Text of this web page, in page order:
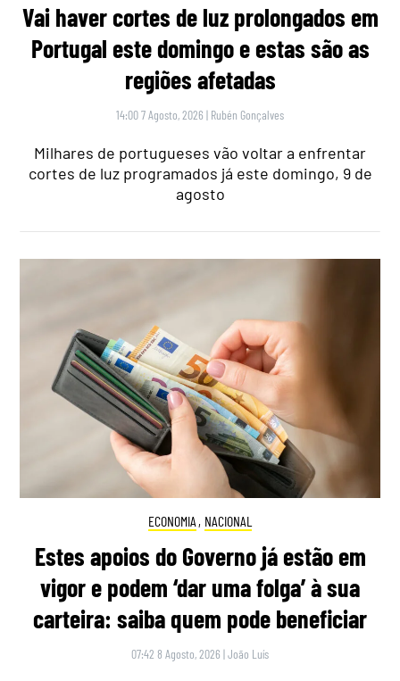
Vai haver cortes de luz prolongados em
Portugal este domingo e estas são as
regiões afetadas
14:00 7 Agosto, 2026 | Rubén Gonçalves
Milhares de portugueses vão voltar a enfrentar
cortes de luz programados já este domingo, 9 de
agosto
ECONOMIA , NACIONAL
Estes apoios do Governo já estão em
vigor e podem ‘dar uma folga’ à sua
carteira: saiba quem pode beneficiar
07:42 8 Agosto, 2026 |João Luís